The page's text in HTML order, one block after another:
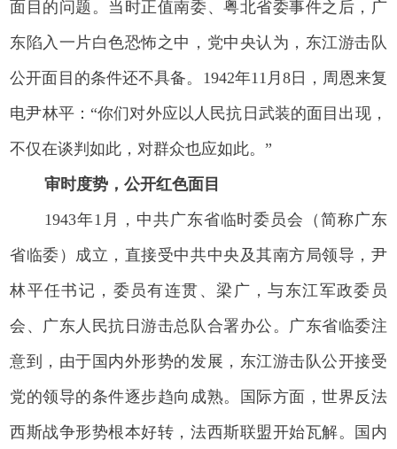
面目的问题。当时正值南委、粤北省委事件之后，广
东陷入一片白色恐怖之中，党中央认为，东江游击队
公开面目的条件还不具备。1942年11月8日，周恩来复
电尹林平：“你们对外应以人民抗日武装的面目出现，
不仅在谈判如此，对群众也应如此。”
审时度势，公开红色面目
1943年1月，中共广东省临时委员会（简称广东
省临委）成立，直接受中共中央及其南方局领导，尹
林平任书记，委员有连贯、梁广，与东江军政委员
会、广东人民抗日游击总队合署办公。广东省临委注
意到，由于国内外形势的发展，东江游击队公开接受
党的领导的条件逐步趋向成熟。国际方面，世界反法
西斯战争形势根本好转，法西斯联盟开始瓦解。国内